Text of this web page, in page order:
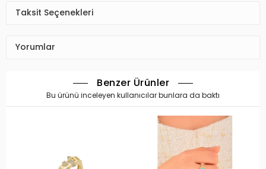
Taksit Seçenekleri
Yorumlar
Benzer Ürünler
Bu ürünü inceleyen kullanıcılar bunlara da baktı